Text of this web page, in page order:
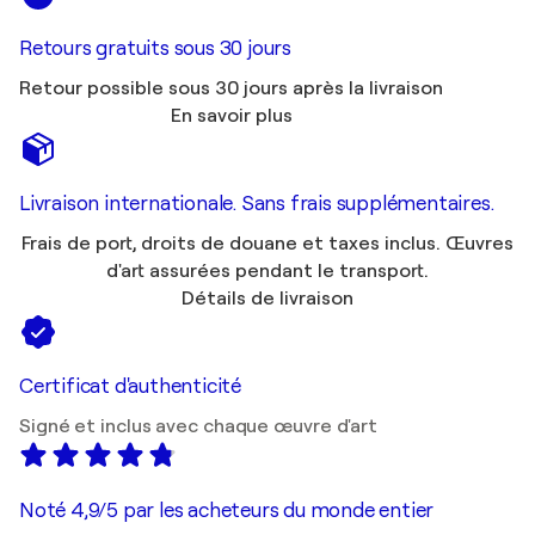
Retours gratuits sous 30 jours
Retour possible sous 30 jours après la livraison
En savoir plus
Livraison internationale. Sans frais supplémentaires.
Frais de port, droits de douane et taxes inclus. Œuvres
d'art assurées pendant le transport.
Détails de livraison
Certificat d'authenticité
Signé et inclus avec chaque œuvre d'art
Noté 4,9/5 par les acheteurs du monde entier